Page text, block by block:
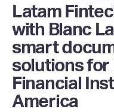
Latam
with Blanc
smart
solutions for
Financial
America